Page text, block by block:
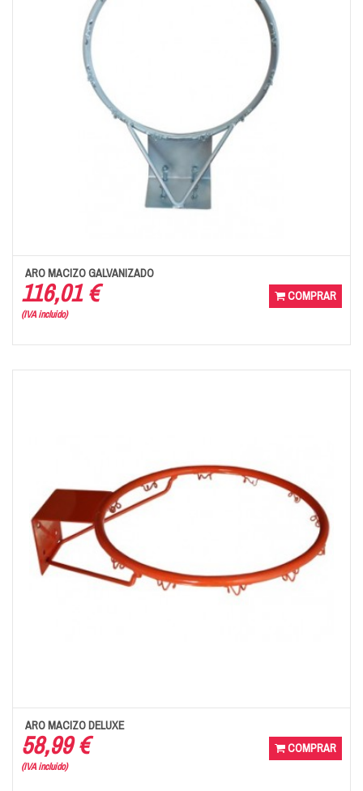
ARO MACIZO GALVANIZADO
116,01 €
(IVA incluido)
COMPRAR
ARO MACIZO DELUXE
58,99 €
(IVA incluido)
COMPRAR